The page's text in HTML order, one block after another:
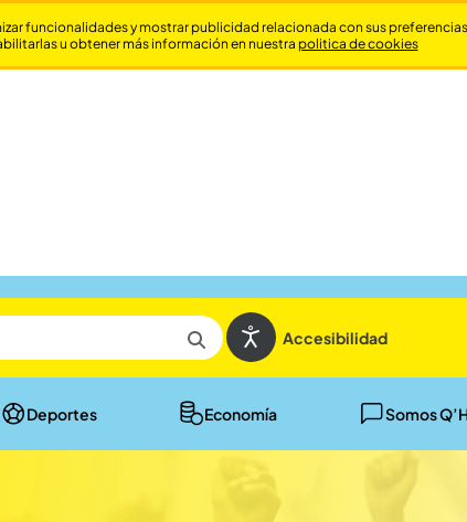
Accesibilidad
Deportes Economía Somos
funcionalidades y mostrar publicidad relacionada con sus
u obtener más información en nuestra politica de cookies